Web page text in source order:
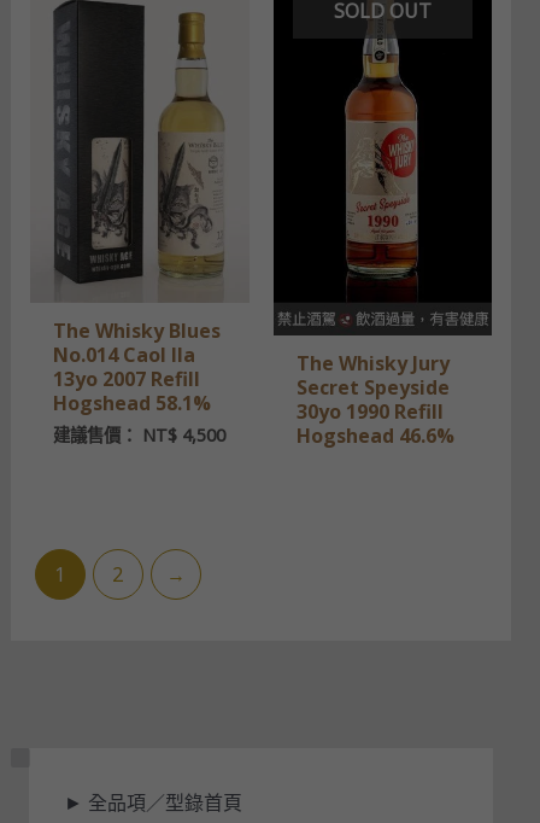
The Whisky Blues
No.014 Caol Ila
13yo 2007 Refill
Hogshead 58.1%
建議售價： NT$4,500
SOLD OUT
The Whisky Jury
Secret Speyside
30yo 1990 Refill
Hogshead 46.6%
1 2 →
► 全品項／型錄首頁